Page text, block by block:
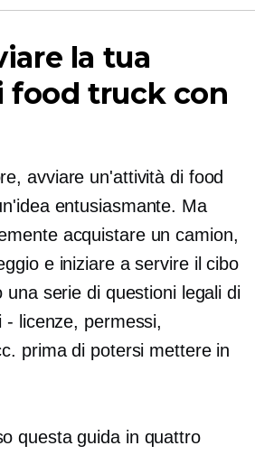
la tua
food truck con
avviare un'attività di food
entusiasmante. Ma
acquistare un camion,
e iniziare a servire il cibo
una serie di questioni legali di
- licenze, permessi,
prima di potersi mettere in
questa guida in quattro